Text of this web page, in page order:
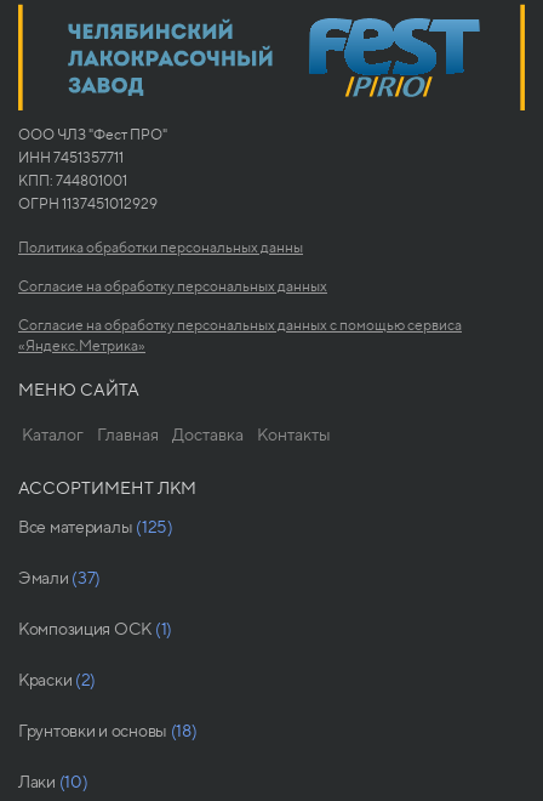
ООО ЧЛЗ "Фест ПРО"
ИНН 7451357711
КПП: 744801001
ОГРН 1137451012929
Политика обработки персональных данны
Согласие на обработку персональных данных
Согласие на обработку персональных данных с помощью сервиса
«Яндекс.Метрика»
МЕНЮ САЙТА
Каталог Главная Доставка Контакты
АССОРТИМЕНТ ЛКМ
Все материалы (125)
Эмали (37)
Композиция ОСК (1)
Краски (2)
Грунтовки и основы (18)
Лаки (10)